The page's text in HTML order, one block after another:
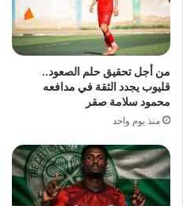
من أجل تحقيق حلم الصعود..
قليوب يجدد الثقة في مدافعه
محمود سلامة صقر
منذ يوم واحد